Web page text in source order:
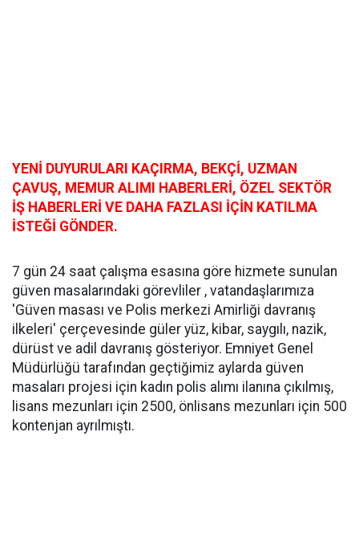
YENİ DUYURULARI KAÇIRMA, BEKÇİ, UZMAN
ÇAVUŞ, MEMUR ALIMI HABERLERİ, ÖZEL SEKTÖR
İŞ HABERLERİ VE DAHA FAZLASI İÇİN KATILMA
İSTEĞİ GÖNDER.
7 gün 24 saat çalışma esasına göre hizmete sunulan
güven masalarındaki görevliler , vatandaşlarımıza
'Güven masası ve Polis merkezi Amirliği davranış
ilkeleri' çerçevesinde güler yüz, kibar, saygılı, nazik,
dürüst ve adil davranış gösteriyor. Emniyet Genel
Müdürlüğü tarafından geçtiğimiz aylarda güven
masaları projesi için kadın polis alımı ilanına çıkılmış,
lisans mezunları için 2500, önlisans mezunları için 500
kontenjan ayrılmıştı.